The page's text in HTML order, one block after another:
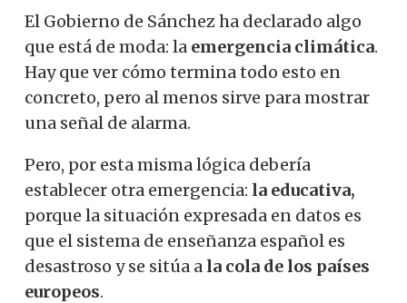
El Gobierno de Sánchez ha declarado algo
que está de moda: la emergencia climática.
Hay que ver cómo termina todo esto en
concreto, pero al menos sirve para mostrar
una señal de alarma.
Pero, por esta misma lógica debería
establecer otra emergencia: la educativa,
porque la situación expresada en datos es
que el sistema de enseñanza español es
desastroso y se sitúa a la cola de los países
europeos.